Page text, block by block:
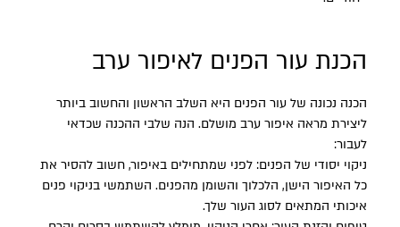
הכנת עור הפנים לאיפור ערב
הכנה נכונה של עור הפנים היא השלב הראשון והחשוב ביותר
ליצירת מראה איפור ערב מושלם. הנה שלבי ההכנה שכדאי
לעבור:
ניקוי יסודי של הפנים: לפני שמתחילים באיפור, חשוב להסיר את
כל האיפור הישן, הלכלוך והשומן מהפנים. השתמשי בניקוי פנים
איכותי המתאים לסוג העור שלך.